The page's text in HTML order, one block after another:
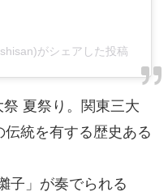
がシェアした投稿
夏祭り。関東三大
統を有する歴史ある
子」が奏でられる